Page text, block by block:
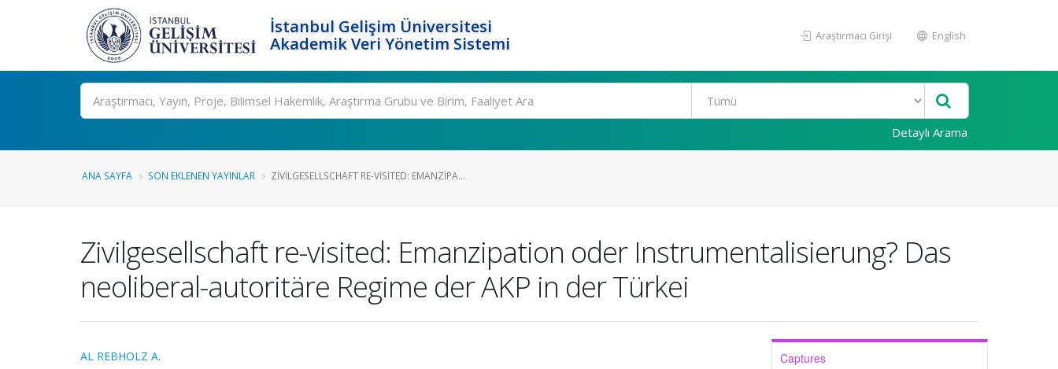
İstanbul Gelişim Üniversitesi
Akademik Veri Yönetim Sistemi
Araştırmacı Girişi English
Ara
Detaylı Arama
ANA SAYFA SON EKLENEN YAYINLAR ZIVILGESELLSCHAFT RE-VISITED: EMANZIPA...
Zivilgesellschaft re-visited: Emanzipation oder Instrumentalisierung? Das
neoliberal-autoritäre Regime der AKP in der Türkei
AL REBHOLZ A.
Captures